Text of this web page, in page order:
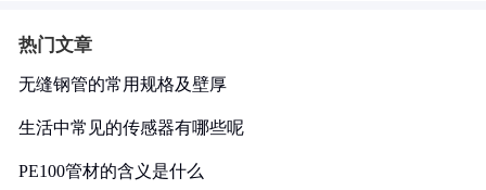
热门文章
无缝钢管的常用规格及壁厚
生活中常见的传感器有哪些呢
PE100管材的含义是什么